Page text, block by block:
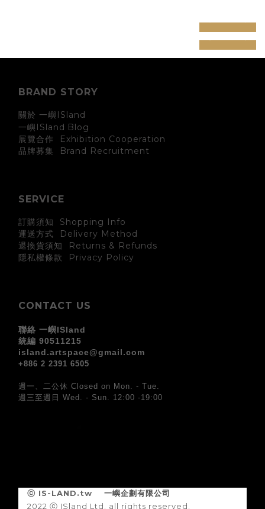
prev
next
prev
next
BRAND STORY
關於 一嶼ISland
一嶼ISland Blog
展覽合作 Exhibition Cooperation
品牌募集 Brand Recruitment
SERVICE
訂購須知 Shopping Info
運送方式 Delivery Method
退換貨須知 Returns & Refunds
隱私權條款 Privacy Policy
CONTACT US
聯絡 一嶼ISland
統編 90511215
island.artspace@gmail.com
+886 2 2391 6505
週一、二公休 Closed on Mon. - Tue.
週三至週日 Wed. - Sun. 12:00 -19:00
ⓒ IS-LAND.tw 一嶼企劃有限公司
2022 ⓒ ISland Ltd. all rights reserved.